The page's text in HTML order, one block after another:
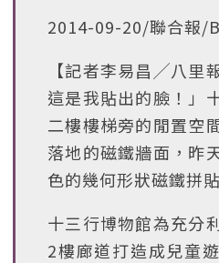
2014-09-20/聯合報/
【記者李易昌╱八里
這是我貼出的臉！」
二樓樓梯旁的閒置空
落地的磁鐵牆面，昨
色的幾何形狀磁鐵拼
十三行博物館為充分
2樓廊道打造成兒童